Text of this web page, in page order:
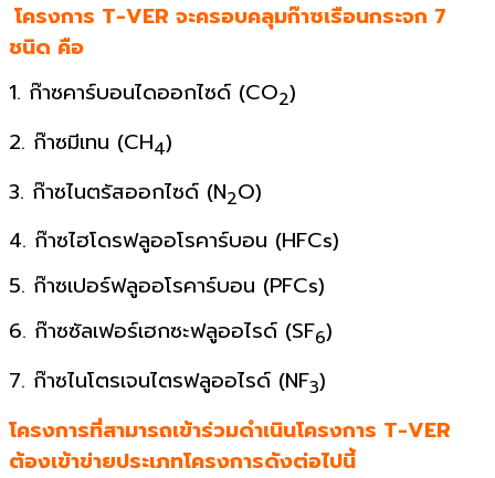
โครงการ T-VER จะครอบคลุมก๊าซเรือนกระจก 7
ชนิด คือ
1. ก๊าซคาร์บอนไดออกไซด์ (CO2)
2. ก๊าซมีเทน (CH4)
3. ก๊าซไนตรัสออกไซด์ (N2O)
4. ก๊าซไฮโดรฟลูออโรคาร์บอน (HFCs)
5. ก๊าซเปอร์ฟลูออโรคาร์บอน (PFCs)
6. ก๊าซซัลเฟอร์เฮกซะฟลูออไรด์ (SF6)
7. ก๊าซไนโตรเจนไตรฟลูออไรด์ (NF3)
โครงการที่สามารถเข้าร่วมดำเนินโครงการ T-VER
ต้องเข้าข่ายประเภทโครงการดังต่อไปนี้